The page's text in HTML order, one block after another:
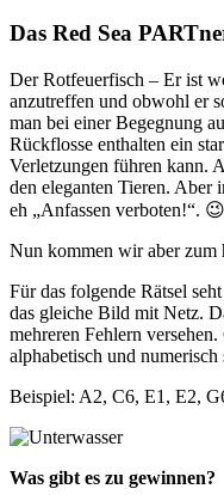
Das Red Sea
Der Rotfeuerfisch – Er ist
anzutreffen und obwohl er
man bei einer Begegnung
Rückflosse enthalten ein
Verletzungen führen kann.
den eleganten Tieren. Aber
eh „Anfassen verboten!“. 😉
Nun kommen wir aber zum
Für das folgende Rätsel
das gleiche Bild mit Netz.
mehreren Fehlern
alphabetisch und numerisch
Beispiel: A2, C6, E1, E2,
Was gibt es zu gewinnen?